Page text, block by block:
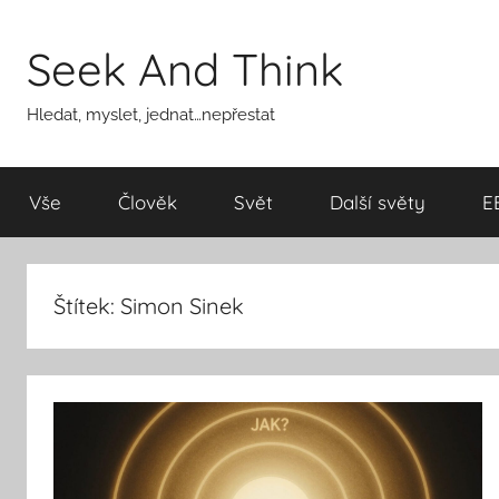
obsahu
Seek And Think
Hledat, myslet, jednat…nepřestat
Vše Člověk Svět Další světy
Štítek: Simon Sinek